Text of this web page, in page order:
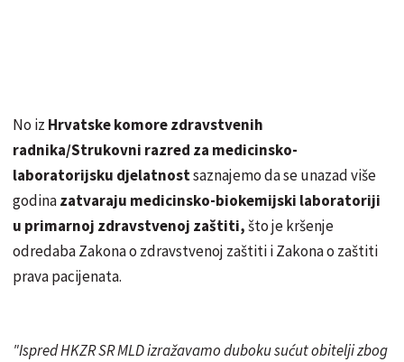
No iz Hrvatske komore zdravstvenih
radnika/Strukovni razred za medicinsko-
laboratorijsku djelatnostsaznajemo da se unazad više
godinazatvaraju medicinsko-biokemijski laboratoriji
u primarnoj zdravstvenoj zaštiti,što je kršenje
odredaba Zakona o zdravstvenoj zaštiti i Zakona o zaštiti
prava pacijenata.
"Ispred HKZR SR MLD izražavamo duboku sućut obitelji zbog